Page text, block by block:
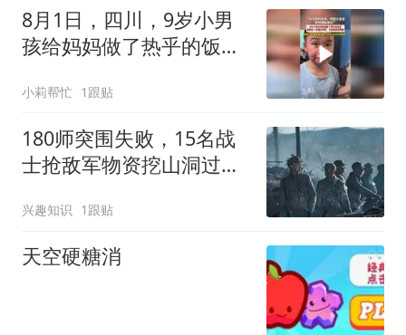
8月1日，四川，9岁小男
孩给妈妈做了热乎的饭
小莉帮忙 1跟贴
180师突围失败，15名战
士抢敌军物资挖山洞过
兴趣知识 1跟贴
天空硬糖消